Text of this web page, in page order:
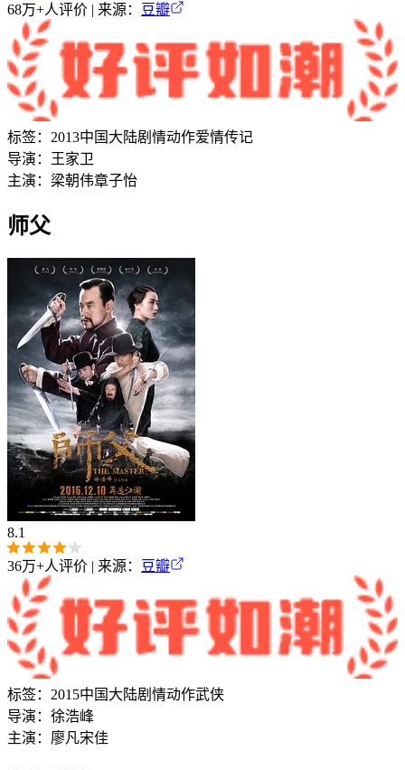
68万+人评价 | 来源： 豆瓣
标签： 2013中国大陆剧情动作爱情传记
导演：
王家卫
主演： 梁朝伟章子怡
师父
8.1
36万+人评价 | 来源： 豆瓣
标签： 2015中国大陆剧情动作武侠
导演： 徐浩峰
主演： 廖凡宋佳